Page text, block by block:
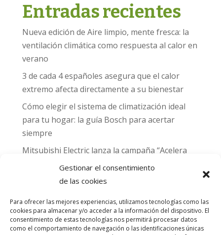
Gestionar el consentimiento
de las cookies
Para ofrecer las mejores experiencias, utilizamos tecnologías como las
cookies para almacenar y/o acceder a la información del dispositivo. El
consentimiento de estas tecnologías nos permitirá procesar datos
como el comportamiento de navegación o las identificaciones únicas
Entradas recientes
Nueva edición de Aire limpio, mente fresca: la
ventilación climática como respuesta al calor en
verano
3 de cada 4 españoles asegura que el calor
extremo afecta directamente a su bienestar
Cómo elegir el sistema de climatización ideal
para tu hogar: la guía Bosch para acertar
siempre
Mitsubishi Electric lanza la campaña “Acelera
hacia MADRID 2026” y premia con entradas
para el Gran Premio de Fórmula 1 de Madrid
sello CO₂ Nulo: confort real, salud y
descarbonización en una sola vivienda